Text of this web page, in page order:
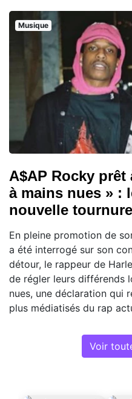
Musique
A$AP Rocky prêt
à mains nues » :
nouvelle tournure
En pleine promotion de
a été interrogé sur son
détour, le rappeur de
de régler leurs différends
nues, une déclaration qui
plus médiatisés du rap
Voir